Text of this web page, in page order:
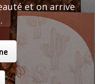
et on arrive